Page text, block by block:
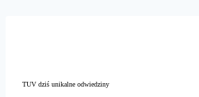
TUV dziś unikalne odwiedziny